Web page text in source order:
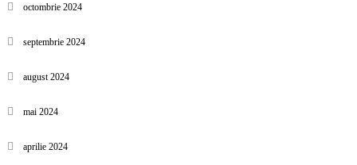
octombrie 2024
septembrie 2024
august 2024
mai 2024
aprilie 2024